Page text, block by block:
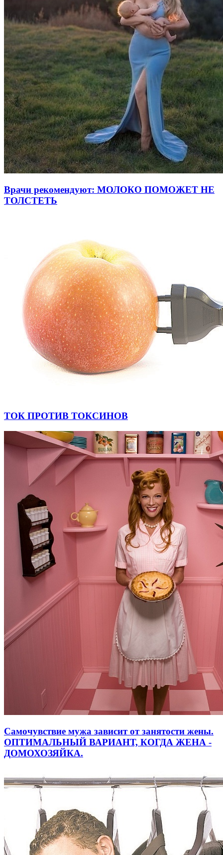
Врачи рекомендуют: МОЛОКО ПОМОЖЕТ НЕ
ТОЛСТЕТЬ
ТОК ПРОТИВ ТОКСИНОВ
Самочувствие мужа зависит от занятости жены.
ОПТИМАЛЬНЫЙ ВАРИАНТ, КОГДА ЖЕНА -
ДОМОХОЗЯЙКА.